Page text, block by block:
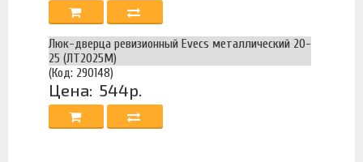
Люк-дверца ревизионный Evecs металлический 20-
25 (ЛТ2025М)
(Код: 290148)
Цена: 544р.